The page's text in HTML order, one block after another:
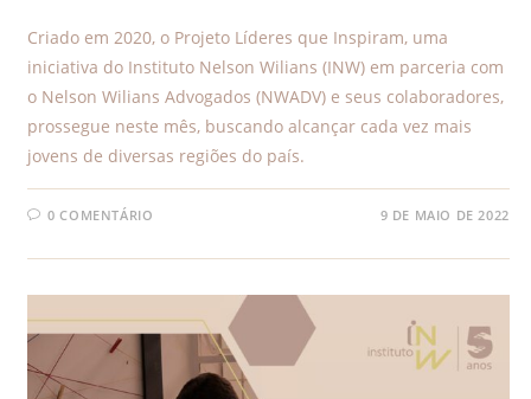
Criado em 2020, o Projeto Líderes que Inspiram, uma
iniciativa do Instituto Nelson Wilians (INW) em parceria com
o Nelson Wilians Advogados (NWADV) e seus colaboradores,
prossegue neste mês, buscando alcançar cada vez mais
jovens de diversas regiões do país.
0 COMENTÁRIO 9 DE MAIO DE 2022